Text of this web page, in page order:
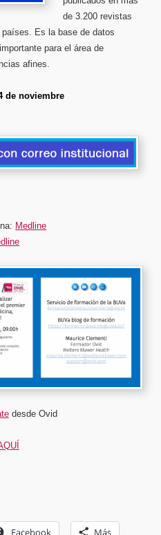
de 3.200 revistas
Es la base de datos
para el área de
afines.
de noviembre
Medline
desde Ovid
Facebook Más